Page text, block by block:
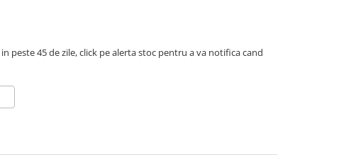
peste 45 de zile, click pe alerta stoc pentru a va notifica cand